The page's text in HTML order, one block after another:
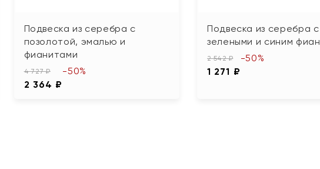
Подвеска из серебра с
позолотой, эмалью и
фианитами
4 727 ₽
2 364 ₽
-50%
Подвеска из серебра с
зелеными и синим
2 542 ₽
1 271 ₽
-50%